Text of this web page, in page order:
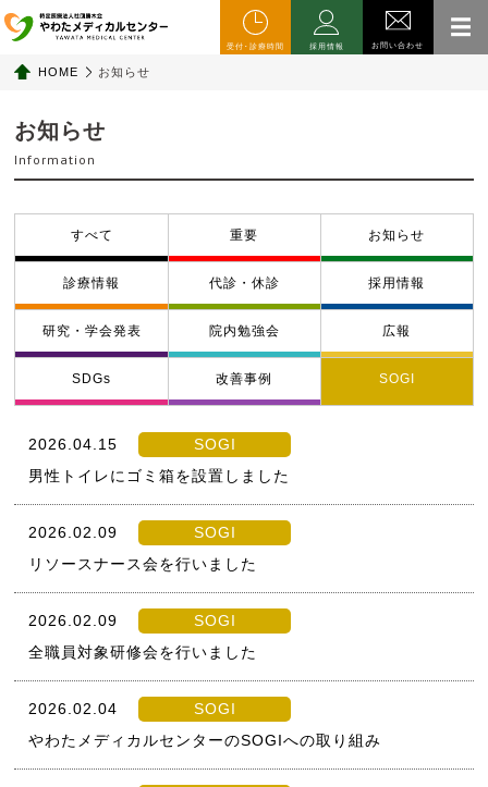
受付･診療時間 採用情報 お問い合わせ
HOME お知らせ
お知らせ
Information
すべて 重要 お知らせ
診療情報 代診・休診 採用情報
研究・学会発表 院内勉強会 広報
SDGs 改善事例 SOGI
2026.04.15
SOGI
男性トイレにゴミ箱を設置しました
2026.02.09
SOGI
リソースナース会を行いました
2026.02.09
SOGI
全職員対象研修会を行いました
2026.02.04
SOGI
やわたメディカルセンターのSOGIへの取り組み